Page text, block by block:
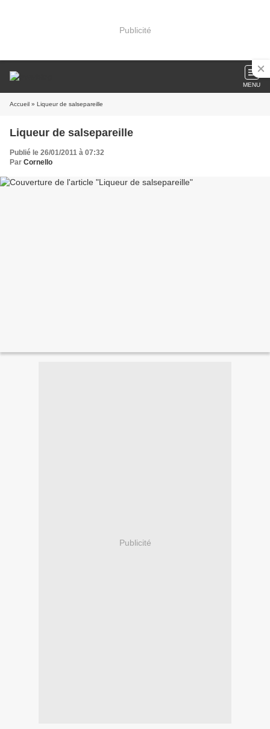
Publicité
MENU
Accueil » Liqueur de salsepareille
Liqueur de salsepareille
Publié le 26/01/2011 à 07:32
Par Cornello
Publicité